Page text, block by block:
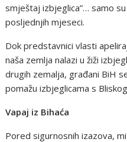
smještaj izbjeglica”… samo
posljednjih mjeseci.
Dok predstavnici vlasti
naša zemlja nalazi u žiži
drugih zemalja, građani BiH
pomažu izbjeglicama s
Vapaj iz Bihaća
Pored sigurnosnih izazova,